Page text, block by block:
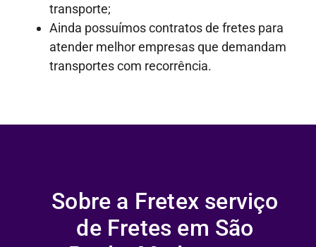
transporte;
Ainda possuímos contratos de fretes para
atender melhor empresas que demandam
transportes com recorrência.
Sobre a Fretex serviço
de Fretes em São